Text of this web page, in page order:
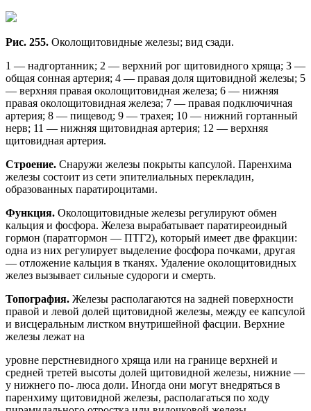
Рис. 255. Околощитовидные железы; вид сзади.
1 — надгортанник; 2 — верхний рог щитовидного хряща; 3 —
общая сонная артерия; 4 — правая доля щитовидной железы; 5
— верхняя правая околощитовидная железа; 6 — нижняя
правая околощитовидная железа; 7 — правая подключичная
артерия; 8 — пищевод; 9 — трахея; 10 — нижний гортанный
нерв; 11 — нижняя щитовидная артерия; 12 — верхняя
щитовидная артерия.
Строение. Снаружи железы покрыты капсулой. Паренхима
железы состоит из сети эпителиальных перекладин,
образованных паратироцитами.
Функция. Околощитовидные железы регулируют обмен
кальция и фосфора. Железа вырабатывает паратиреоидный
гормон (паратгормон — ПТГ2), который имеет две фракции:
одна из них регулирует выделение фосфора почками, другая
— отложение кальция в тканях. Удаление околощитовидных
желез вызывает сильные судороги и смерть.
Топография. Железы располагаются на задней поверхности
правой и левой долей щитовидной железы, между ее капсулой
и висцеральным листком внутришейной фасции. Верхние
железы лежат на
уровне перстневидного хряща или на границе верхней и
средней третей высоты долей щитовидной железы, нижние —
у нижнего по- люса доли. Иногда они могут внедряться в
паренхиму щитовидной железы, располагаться по ходу